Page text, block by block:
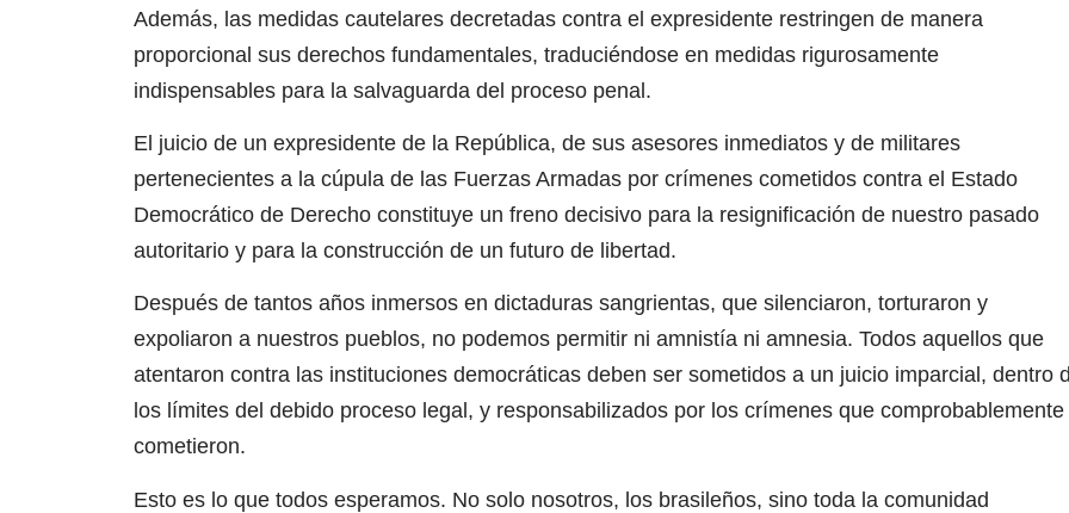
Además, las medidas cautelares decretadas contra el expresidente restringen de manera
proporcional sus derechos fundamentales, traduciéndose en medidas rigurosamente
indispensables para la salvaguarda del proceso penal.
El juicio de un expresidente de la República, de sus asesores inmediatos y de militares
pertenecientes a la cúpula de las Fuerzas Armadas por crímenes cometidos contra el Estado
Democrático de Derecho constituye un freno decisivo para la resignificación de nuestro pasado
autoritario y para la construcción de un futuro de libertad.
Después de tantos años inmersos en dictaduras sangrientas, que silenciaron, torturaron y
expoliaron a nuestros pueblos, no podemos permitir ni amnistía ni amnesia. Todos aquellos que
atentaron contra las instituciones democráticas deben ser sometidos a un juicio imparcial, dentro
los límites del debido proceso legal, y responsabilizados por los crímenes que comprobablemente
cometieron.
Esto es lo que todos esperamos. No solo nosotros, los brasileños, sino toda la comunidad